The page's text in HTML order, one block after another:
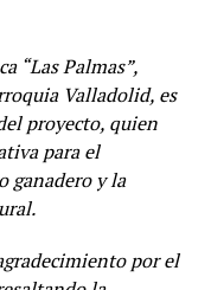
“Las Palmas”,
Valladolid, es
proyecto, quien
para el
ganadero y la
por el